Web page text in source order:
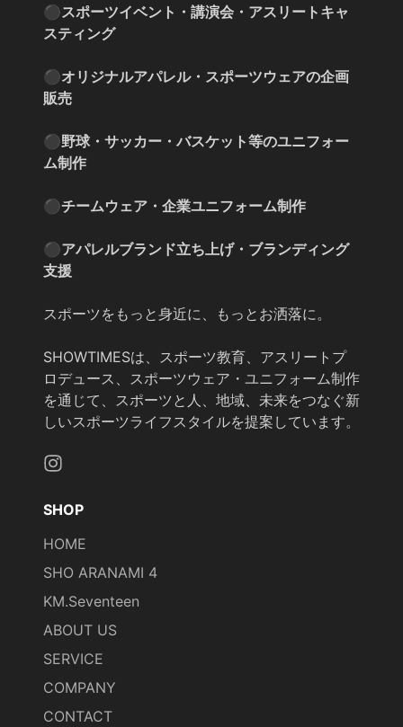
⚫︎スポーツイベント・講演会・アスリートキャ
スティング
⚫︎オリジナルアパレル・スポーツウェアの企画
販売
⚫︎野球・サッカー・バスケット等のユニフォー
ム制作
⚫︎チームウェア・企業ユニフォーム制作
⚫︎アパレルブランド立ち上げ・ブランディング
支援
スポーツをもっと身近に、もっとお洒落に。
SHOWTIMESは、スポーツ教育、アスリートプ
ロデュース、スポーツウェア・ユニフォーム制作
を通じて、スポーツと人、地域、未来をつなぐ新
しいスポーツライフスタイルを提案しています。
SHOP
HOME
SHO ARANAMI 4
KM.Seventeen
ABOUT US
SERVICE
COMPANY
CONTACT